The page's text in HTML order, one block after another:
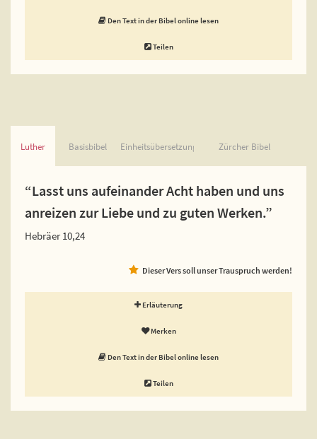
Den Text in der Bibel online lesen
Teilen
Luther Basisbibel Einheitsübersetzung Zürcher Bibel
“Lasst uns aufeinander Acht haben und uns
anreizen zur Liebe und zu guten Werken.”
Hebräer 10,24
Dieser Vers soll unser Trauspruch werden!
Erläuterung
Merken
Den Text in der Bibel online lesen
Teilen